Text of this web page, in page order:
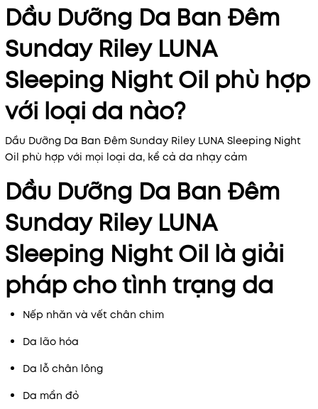
Dầu Dưỡng Da Ban Đêm
Sunday Riley LUNA
Sleeping Night Oil phù hợp
với loại da nào?
Dầu Dưỡng Da Ban Đêm Sunday Riley LUNA Sleeping Night
Oil phù hợp với mọi loại da, kể cả da nhạy cảm
Dầu Dưỡng Da Ban Đêm
Sunday Riley LUNA
Sleeping Night Oil là giải
pháp cho tình trạng da
Nếp nhăn và vết chân chim
Da lão hóa
Da lỗ chân lông
Da mẩn đỏ